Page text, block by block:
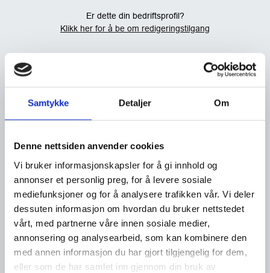
Samtykke Detaljer Om
Denne nettsiden anvender cookies
Vi bruker informasjonskapsler for å gi innhold og
annonser et personlig preg, for å levere sosiale
mediefunksjoner og for å analysere trafikken vår. Vi deler
dessuten informasjon om hvordan du bruker nettstedet
vårt, med partnerne våre innen sosiale medier,
annonsering og analysearbeid, som kan kombinere den
med annen informasjon du har gjort tilgjengelig for dem,
eller som de har samlet inn gjennom din bruk av
Er dette din bedriftsprofil?
Klikk her for å be om redigeringstilgang